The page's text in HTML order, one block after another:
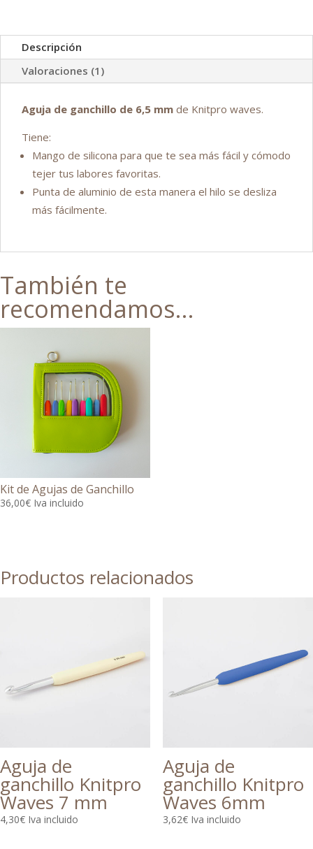
Descripción
Valoraciones (1)
Aguja de ganchillo de 6,5 mm de Knitpro waves.
Tiene:
Mango de silicona para que te sea más fácil y cómodo
tejer tus labores favoritas.
Punta de aluminio de esta manera el hilo se desliza
más fácilmente.
También te
recomendamos…
Kit de Agujas de Ganchillo
36,00€ Iva incluido
Productos relacionados
Aguja de
ganchillo Knitpro
Waves 7 mm
4,30€ Iva incluido
Aguja de
ganchillo Knitpro
Waves 6mm
3,62€ Iva incluido